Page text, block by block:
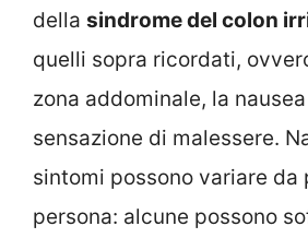
della sindrome del colon
quelli sopra ricordati,
zona addominale, la
sensazione di malessere.
sintomi possono variare da
persona: alcune possono